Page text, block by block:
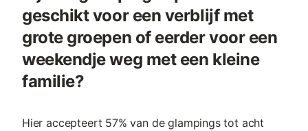
geschikt voor een verblijf met
grote groepen of eerder voor een
weekendje weg met een kleine
familie?
Hier accepteert 57% van de glampings tot acht